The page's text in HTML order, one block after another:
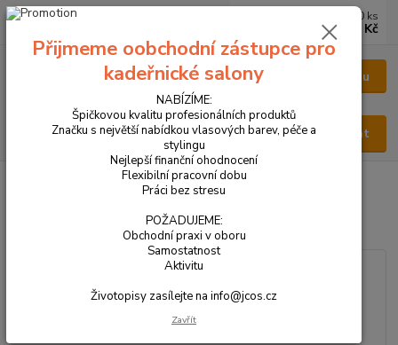
Menu
Hledat
0 ks
0 Kč
VŠECHNY PRODUKTY MARAES - Liss maska 500 ml
MARAES - Liss maska 500 ml
Přijmeme oobchodní zástupce pro
kadeřnické salony
NABÍZÍME:
Špičkovou kvalitu profesionálních produktů
Značku s největší nabídkou vlasových barev, péče a
stylingu
Nejlepší finanční ohodnocení
Flexibilní pracovní dobu
Práci bez stresu
POŽADUJEME:
Obchodní praxi v oboru
Samostatnost
Aktivitu
Životopisy zasílejte na info@jcos.cz
Zavřít